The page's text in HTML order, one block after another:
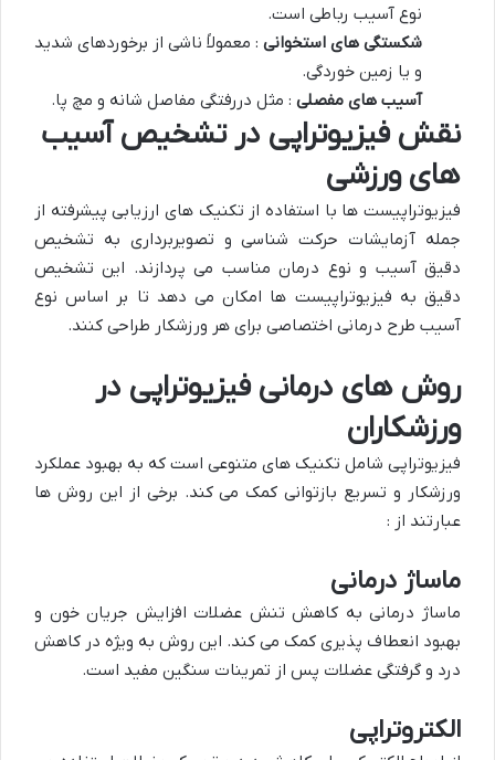
نوع آسیب رباطی است.
شکستگی های استخوانی : معمولاً ناشی از برخوردهای شدید
و یا زمین خوردگی.
آسیب های مفصلی : مثل دررفتگی مفاصل شانه و مچ پا.
نقش فیزیوتراپی در تشخیص آسیب
های ورزشی
فیزیوتراپیست ها با استفاده از تکنیک های ارزیابی پیشرفته از
جمله آزمایشات حرکت شناسی و تصویربرداری به تشخیص
دقیق آسیب و نوع درمان مناسب می پردازند. این تشخیص
دقیق به فیزیوتراپیست ها امکان می دهد تا بر اساس نوع
آسیب طرح درمانی اختصاصی برای هر ورزشکار طراحی کنند.
روش های درمانی فیزیوتراپی در
ورزشکاران
فیزیوتراپی شامل تکنیک های متنوعی است که به بهبود عملکرد
ورزشکار و تسریع بازتوانی کمک می کند. برخی از این روش ها
عبارتند از :
ماساژ درمانی
ماساژ درمانی به کاهش تنش عضلات افزایش جریان خون و
بهبود انعطاف پذیری کمک می کند. این روش به ویژه در کاهش
درد و گرفتگی عضلات پس از تمرینات سنگین مفید است.
الکتروتراپی